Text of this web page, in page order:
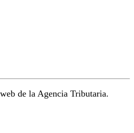
de la Agencia Tributaria.